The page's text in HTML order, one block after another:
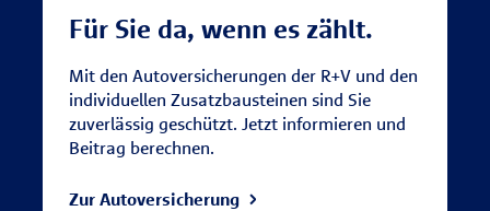
Für Sie da, wenn es zählt.
Mit den Autoversicherungen der R+V und den
individuellen Zusatzbausteinen sind Sie
zuverlässig geschützt. Jetzt informieren und
Beitrag berechnen.
Zur Autoversicherung